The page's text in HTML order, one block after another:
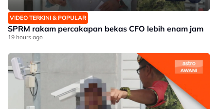
VIDEO TERKINI & POPULAR
SPRM rakam percakapan bekas CFO lebih enam jam
19 hours ago